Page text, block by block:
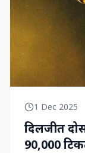
1 Dec 2025
दिलजीत
90,000